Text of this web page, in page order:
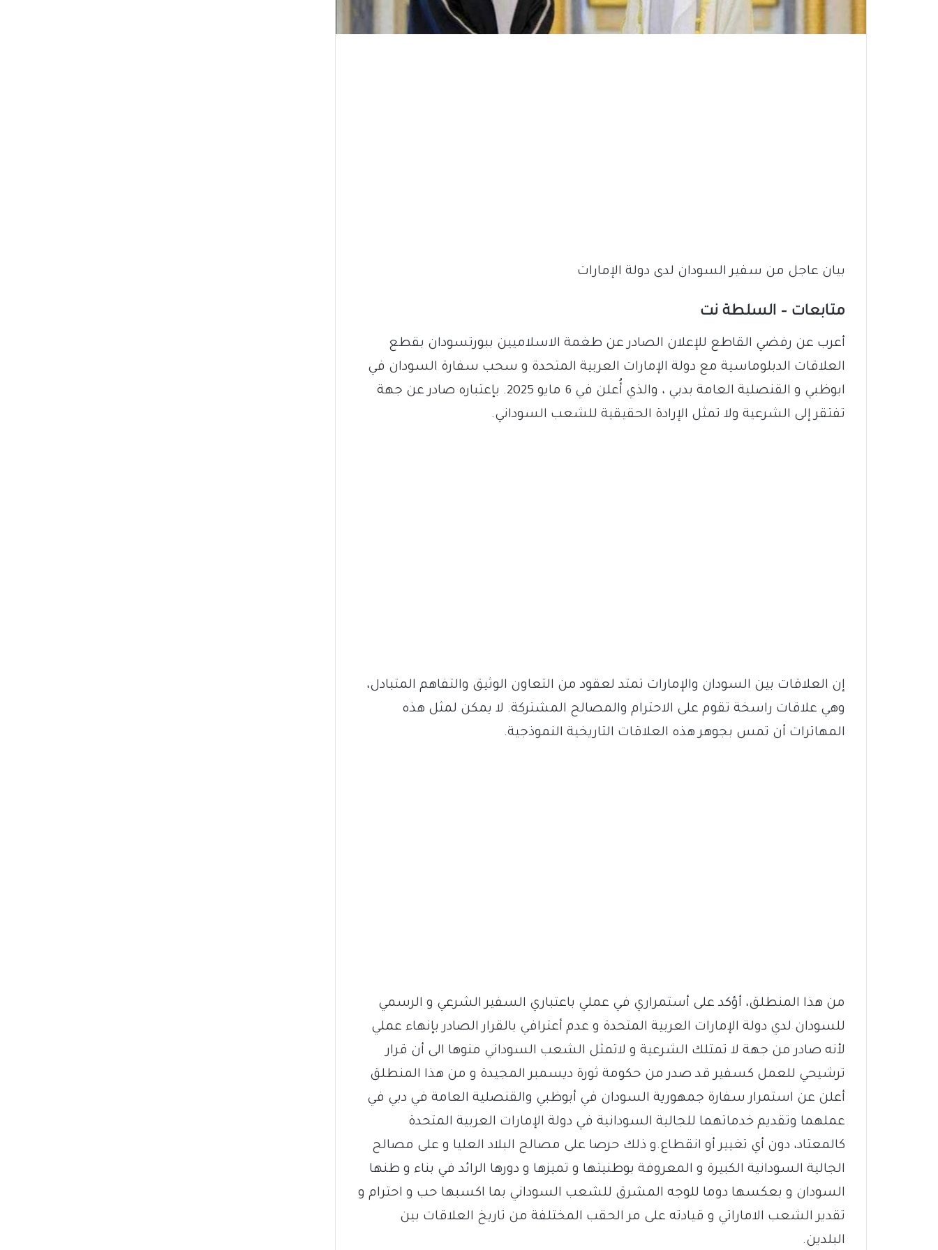
بيان عاجل من سفير السودان لدى دولة الإمارات
متابعات – السلطة نت
‏أعرب عن رفضي القاطع للإعلان الصادر عن طغمة الاسلاميين ببورتسودان بقطع
العلاقات الدبلوماسية مع دولة الإمارات العربية المتحدة و سحب سفارة السودان في
ابوظبي و القنصلية العامة بدبي ، والذي أُعلن في 6 مايو 2025. بإعتباره صادر عن جهة
تفتقر إلى الشرعية ولا تمثل الإرادة الحقيقية للشعب السوداني.
‏إن العلاقات بين السودان والإمارات تمتد لعقود من التعاون الوثيق والتفاهم المتبادل،
وهي علاقات راسخة تقوم على الاحترام والمصالح المشتركة. لا يمكن لمثل هذه
المهاترات أن تمس بجوهر هذه العلاقات التاريخية النموذجية.
‏من هذا المنطلق، أؤكد على أستمراري في عملي باعتباري السفير الشرعي و الرسمي
للسودان لدي دولة الإمارات العربية المتحدة و عدم أعترافي بالقرار الصادر بإنهاء عملي
لأنه صادر من جهة لا تمتلك الشرعية و لاتمثل الشعب السوداني منوها الى أن قرار
ترشيحي للعمل كسفير قد صدر من حكومة ثورة ديسمبر المجيدة و من هذا المنطلق
أعلن عن استمرار سفارة جمهورية السودان في أبوظبي والقنصلية العامة في دبي في
عملهما وتقديم خدماتهما للجالية السودانية في دولة الإمارات العربية المتحدة
كالمعتاد، دون أي تغيير أو انقطاع.و ذلك حرصا على مصالح البلاد العليا و على مصالح
الجالية السودانية الكبيرة و المعروفة بوطنيتها و تميزها و دورها الرائد في بناء و طنها
السودان و بعكسها دوما للوجه المشرق للشعب السوداني بما اكسبها حب و احترام و
تقدير الشعب الاماراتي و قيادته على مر الحقب المختلفة من تاريخ العلاقات بين
البلدين.